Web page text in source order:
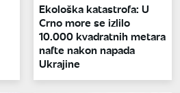
Ekološka katastrofa: U
Crno more se izlilo
10.000 kvadratnih metara
nafte nakon napada
Ukrajine